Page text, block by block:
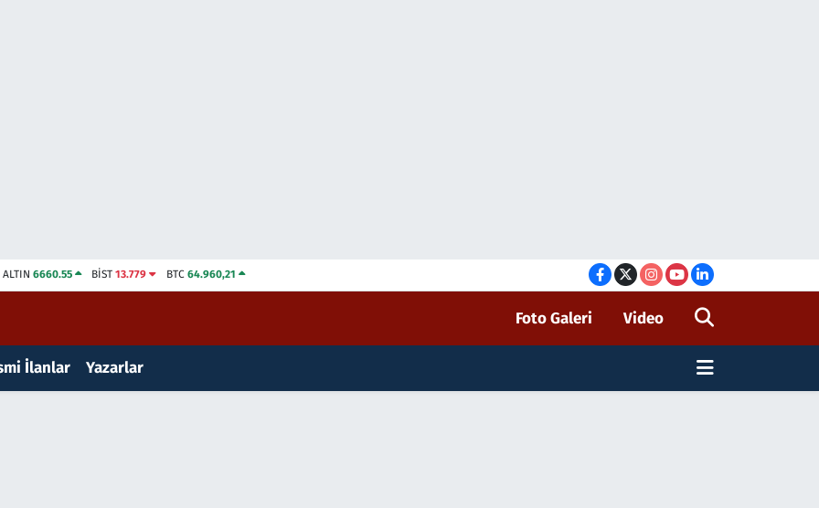
ALTIN 6660.55 BİST13.779 BTC 64.960,21
Foto Galeri Video
İlanlar Yazarlar